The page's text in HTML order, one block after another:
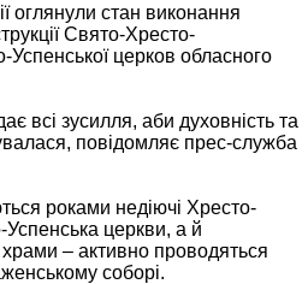
оглянули стан виконання
Свято-Хресто-
Успенської церков обласного
всі зусилля, аби духовність та
повідомляє прес-служба
роками недіючі Хресто-
церкви, а й
– активно проводяться
соборі.